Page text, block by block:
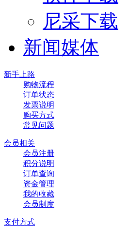
尼采下载
新闻媒体
新手上路
购物流程
订单状态
发票说明
购买方式
常见问题
会员相关
会员注册
积分说明
订单查询
资金管理
我的收藏
会员制度
支付方式